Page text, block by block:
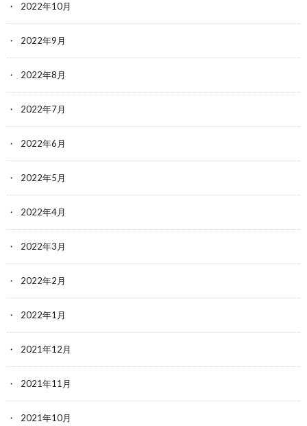
2022年10月
2022年9月
2022年8月
2022年7月
2022年6月
2022年5月
2022年4月
2022年3月
2022年2月
2022年1月
2021年12月
2021年11月
2021年10月